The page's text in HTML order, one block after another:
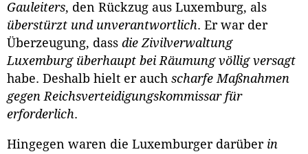
Gauleiters, den Rückzug aus Luxemburg, als
überstürzt und unverantwortlich. Er war der
Überzeugung, dass die Zivilverwaltung
Luxemburg überhaupt bei Räumung völlig versagt
habe. Deshalb hielt er auch scharfe Maßnahmen
gegen Reichsverteidigungskommissar für
erforderlich.
Hingegen waren die Luxemburger darüberin